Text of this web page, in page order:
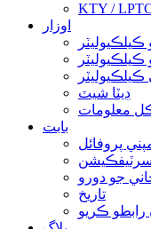
اوزار
ڪيلڪيوليٽر
ڪيلڪيوليٽر
ڊيٽا شيٽ
معلومات
بابت
پروفائل
سرٽيفڪيشن
جو دورو
تاريخ
ڪريو